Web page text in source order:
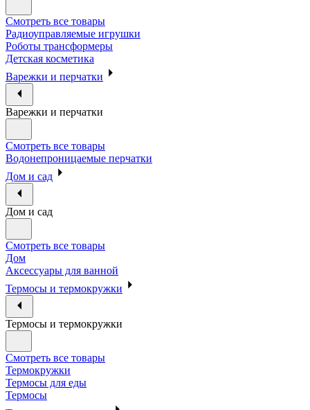
Смотреть все товары
Радиоуправляемые игрушки
Роботы трансформеры
Детская косметика
Варежки и перчатки
Варежки и перчатки
Смотреть все товары
Водонепроницаемые перчатки
Дом и сад
Дом и сад
Смотреть все товары
Дом
Аксессуары для ванной
Термосы и термокружки
Термосы и термокружки
Смотреть все товары
Термокружки
Термосы для еды
Термосы